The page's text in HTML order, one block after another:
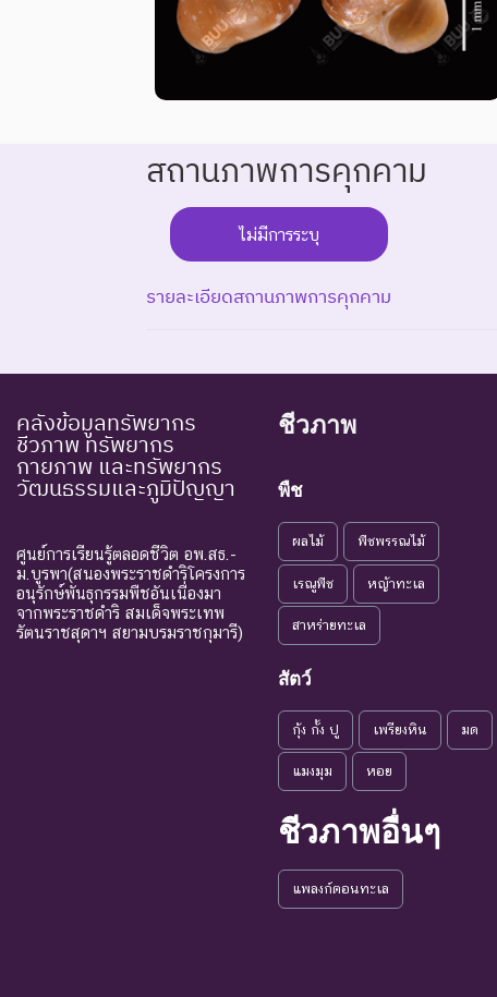
สถานภาพการคุกคาม
ไม่มีการระบุ
รายละเอียดสถานภาพการคุกคาม
EX : Extinct
สูญพันธุ์
ชนิดพันธุ์
EW : Extinct in the
Wild
ระดับความรุนแรง : ถูกคุกคาม
CR : Critically
Endangered
ใกล้สูญพันธุ์
อย่างยิ่ง
ชนิดพันธุ์
EN : Endangered ใกล้สูญพันธุ์
ชนิดพันธุ์
สูญพันธุ์
ชนิดพันธุ์
ระดับความรุนแรง : เสี่ยงน้อย (LR)
ใกล้ถูกคุกคาม ชนิดพันธุ์
เป็นกังวลน้อย
ที่สุด
ชนิดพันธุ์
ชนิดพันธุ์
จัดหาคว
คลังข้อมูลทรัพยากร
ชีวภาพ ทรัพยากร
กายภาพ และทรัพยากร
วัฒนธรรมและภูมิปัญญา
ศูนย์การเรียนรู้ตลอดชีวิต อพ.สธ.-
ม.บูรพา(สนองพระราชดำริโครงการ
อนุรักษ์พันธุกรรมพืชอันเนื่องมา
จากพระราชดำริ สมเด็จพระเทพ
รัตนราชสุดาฯ สยามบรมราชกุมารี)
ชีวภาพ
พืช
ผลไม้ พืชพรรณไม้
เรณูพืช หญ้าทะเล
สาหร่ายทะเล
สัตว์
กุ้ง กั้ง ปู เพรียงหิน มด
แมงมุม หอย
ชีวภาพอื่นๆ
แพลงก์ตอนทะเล